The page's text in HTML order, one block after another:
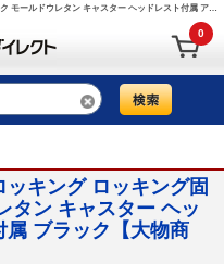
メッシュチェア 体重感知式ロッキング ロッキング固定 ミドルバック モールドウレタン キャスター ヘッドレスト付属 アームレスト付属 ブラック/151-SNCM032BK2【デスクダイレクト】
0
キング ロッキング固
タン キャスター ヘッ
属 ブラック【大物商